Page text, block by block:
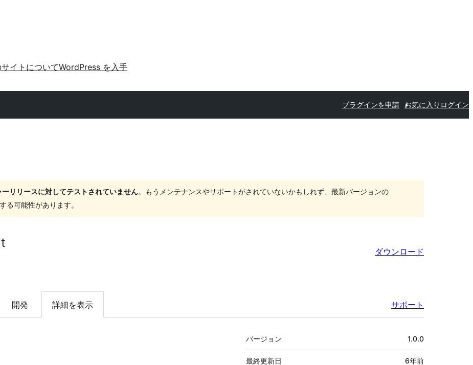
イトについてWordPress を入手
プラグインを申請 お気に入り ログイン
リリースに対してテストされていません。もうメンテナンスやサポートがされていないかもしれず、最新バージョンの
る可能性があります。
ダウンロード
開発 詳細を表示 サポート
メ
タ
バージョン 1.0.0
最終更新日 6年前